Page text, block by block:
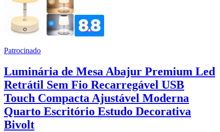
Patrocinado
Luminária de Mesa Abajur Premium Led
Retrátil Sem Fio Recarregável USB
Touch Compacta Ajustável Moderna
Quarto Escritório Estudo Decorativa
Bivolt